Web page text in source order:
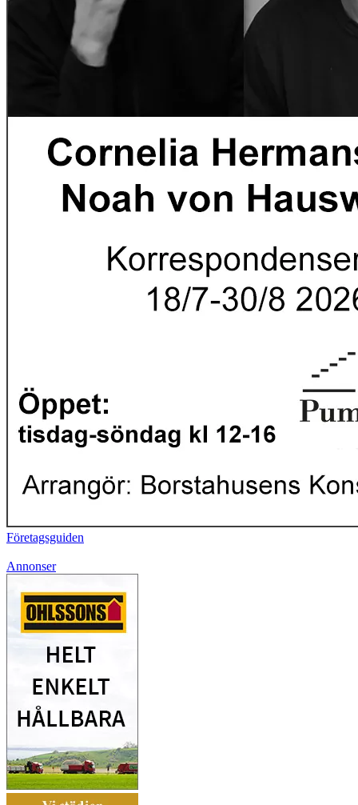
Företagsguiden
Annonser